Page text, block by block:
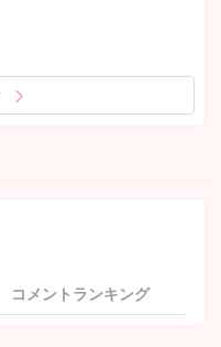
コメントランキング